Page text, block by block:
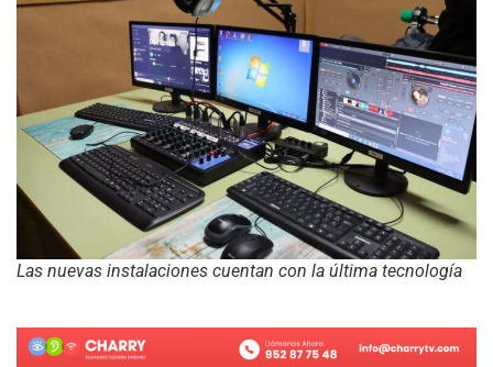
Las nuevas instalaciones cuentan con la última tecnología